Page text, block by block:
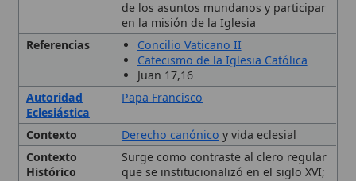
Papa Francisco
Contexto Derecho canónicoy vida eclesial
Surge como contraste al clero regular
que se institucionalizó en el siglo XVI;
el carácter secular de los laicos se
definió en el Concilio Vaticano II
(1962-1965).
Importancia Fundamental para la estructura
eclesiástica y la distinción de roles
entre clérigos, religiosos y laicos.